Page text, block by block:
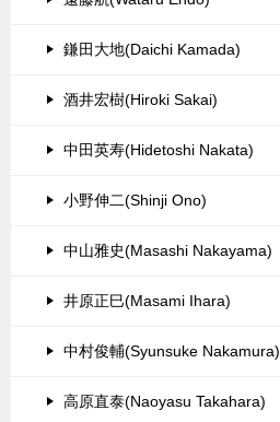
鎌田大地(Daichi Kamada)
酒井宏樹(Hiroki Sakai)
中田英寿(Hidetoshi Nakata)
小野伸二(Shinji Ono)
中山雅史(Masashi Nakayama)
井原正巳(Masami Ihara)
中村俊輔(Syunsuke Nakamura)
高原直泰(Naoyasu Takahara)